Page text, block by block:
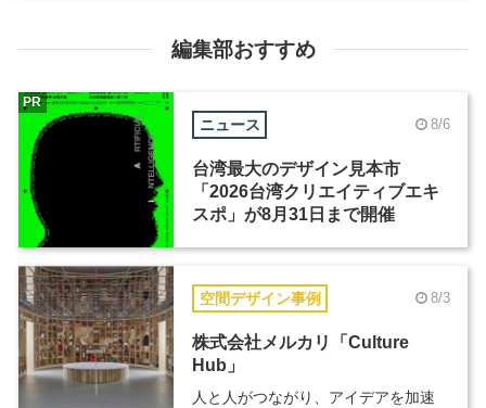
編集部おすすめ
ニュース 8/6
台湾最大のデザイン見本市
「2026台湾クリエイティブエキ
スポ」が8月31日まで開催
PR
空間デザイン事例 8/3
株式会社メルカリ「Culture
Hub」
人と人がつながり、アイデアを加速